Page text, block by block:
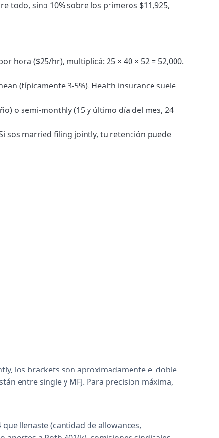
todo, sino 10% sobre los primeros $11,925,
hora ($25/hr), multiplicá: 25 × 40 × 52 = 52,000.
(típicamente 3-5%). Health insurance suele
o semi-monthly (15 y último día del mes, 24
sos married filing jointly, tu retención puede
los brackets son aproximadamente el doble
entre single y MFJ. Para precision máxima,
llenaste (cantidad de allowances,